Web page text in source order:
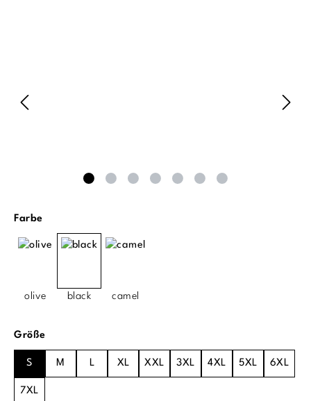
Farbeauswählen
olive black camel
Größeauswählen
S M L XL XXL 3XL 4XL 5XL 6XL
7XL